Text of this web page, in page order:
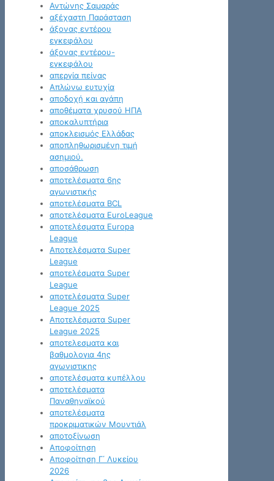
Αντώνης Σαμαράς
αξέχαστη Παράσταση
άξονας εντέρου
εγκεφάλου
άξονας εντέρου-
εγκεφάλου
απεργία πείνας
Απλώνω ευτυχία
αποδοχή και αγάπη
αποθέματα χρυσού ΗΠΑ
αποκαλυπτήρια
αποκλεισμός Ελλάδας
αποπληθωρισμένη τιμή
ασημιού.
αποσάθρωση
αποτελέσματα 6ης
αγωνιστικής
αποτελέσματα BCL
αποτελέσματα EuroLeague
αποτελέσματα Europa
League
Αποτελέσματα Super
League
αποτελέσματα Super
League
αποτελέσματα Super
League 2025
Αποτελέσματα Super
League 2025
αποτελεσματα και
βαθμολογια 4ης
αγωνιστικης
αποτελέσματα κυπέλλου
αποτελέσματα
Παναθηναϊκού
αποτελέσματα
προκριματικών Μουντιάλ
αποτοξίνωση
Αποφοίτηση
Αποφοίτηση Γ΄ Λυκείου
2026